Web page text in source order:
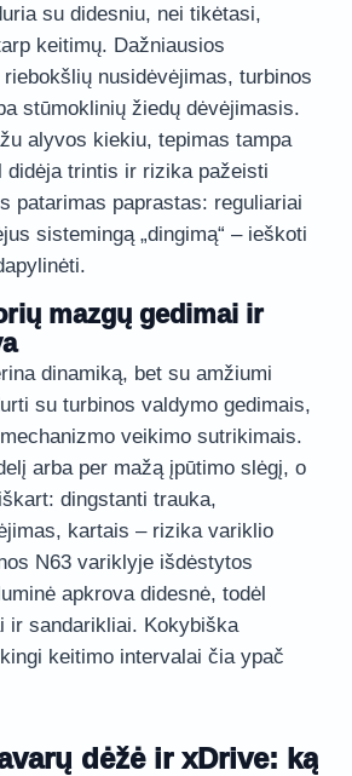
su didesniu, nei tikėtasi,
keitimų. Dažniausios
nusidėvėjimas, turbinos
stūmoklinių žiedų dėvėjimasis.
alyvos kiekiu, tepimas tampa
didėja trintis ir rizika pažeisti
patarimas paprastas: reguliariai
sistemingą „dingimą“ – ieškoti
mazgų gedimai ir
dinamiką, bet su amžiumi
su turbinos valdymo gedimais,
veikimo sutrikimais.
arba per mažą įpūtimo slėgį, o
dingstanti trauka,
kartais – rizika variklio
N63 variklyje išdėstytos
apkrova didesnė, todėl
ir sandarikliai. Kokybiška
keitimo intervalai čia ypač
dėžė ir xDrive: ką